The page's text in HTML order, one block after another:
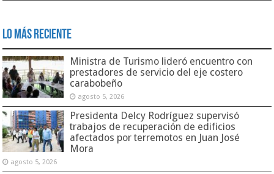
Lo Más Reciente
Ministra de Turismo lideró encuentro con
prestadores de servicio del eje costero
carabobeño
agosto 5, 2026
Presidenta Delcy Rodríguez supervisó
trabajos de recuperación de edificios
afectados por terremotos en Juan José
Mora
agosto 5, 2026